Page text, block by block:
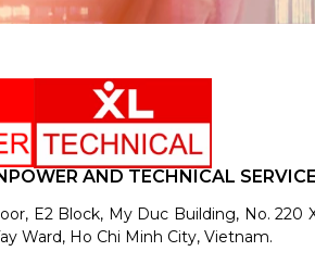
AND TECHNICAL
E2 Block, My Duc Building, No. 220
Ward, Ho Chi Minh City, Vietnam.